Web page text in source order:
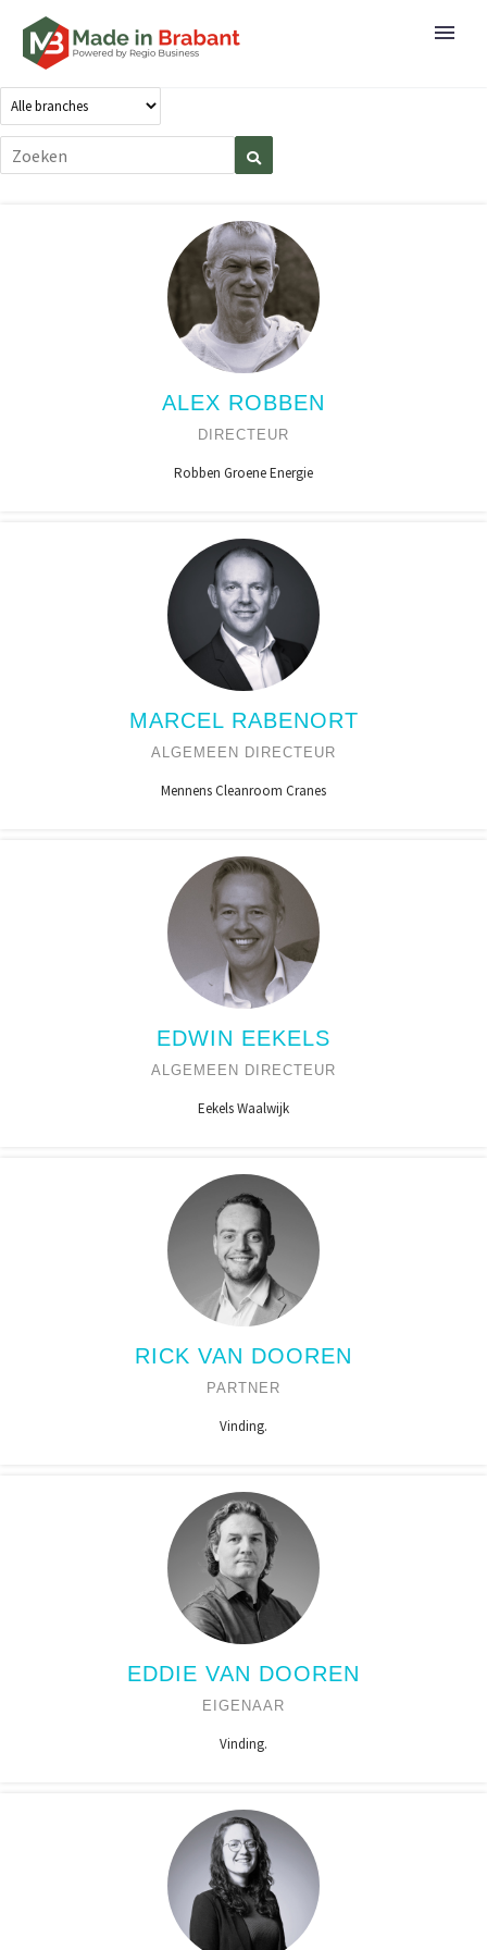
ALEX ROBBEN
DIRECTEUR
Robben Groene Energie
MARCEL RABENORT
ALGEMEEN DIRECTEUR
Mennens Cleanroom Cranes
EDWIN EEKELS
ALGEMEEN DIRECTEUR
Eekels Waalwijk
RICK VAN DOOREN
PARTNER
Vinding.
EDDIE VAN DOOREN
EIGENAAR
Vinding.